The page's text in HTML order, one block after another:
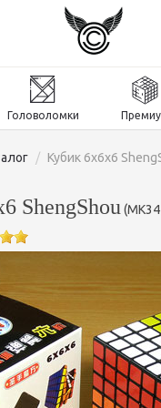
Головоломки
/ Кубик 6х6х6
ShengShou (